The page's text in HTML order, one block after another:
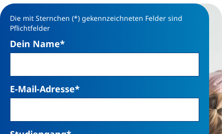
Die mit Sternchen (*) gekennzeichneten Felder sind
Pflichtfelder
Dein Name*
E-Mail-Adresse*